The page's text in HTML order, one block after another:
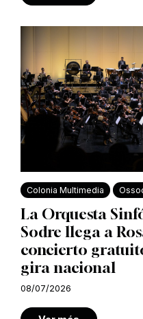
Colonia Multimedia
La Orquesta
Sodre llega a
concierto
gira nacional
08/07/2026